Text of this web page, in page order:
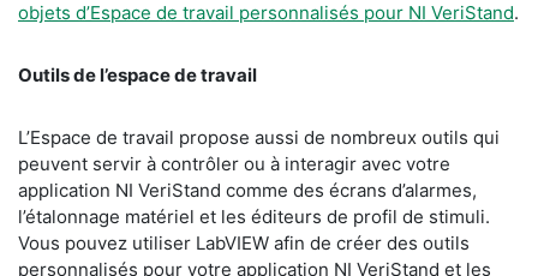
objets d’Espace de travail personnalisés pour NI VeriStand.
Outils de l’espace de travail
L’Espace de travail propose aussi de nombreux outils qui
peuvent servir à contrôler ou à interagir avec votre
application NI VeriStand comme des écrans d’alarmes,
l’étalonnage matériel et les éditeurs de profil de stimuli.
Vous pouvez utiliser LabVIEW afin de créer des outils
personnalisés pour votre application NI VeriStand et les